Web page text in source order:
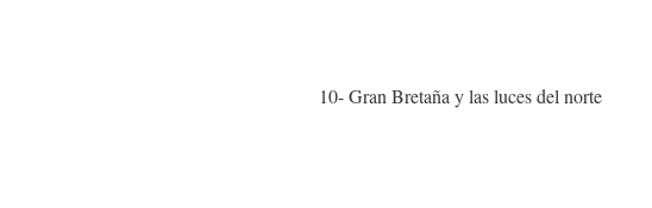
10- Gran Bretaña y las luces del norte